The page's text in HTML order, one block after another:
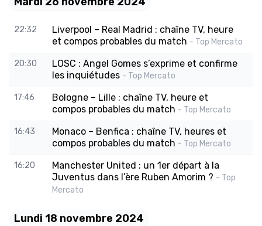
22:32
Liverpool – Real Madrid : chaîne TV, heure
et compos probables du match - Top Mercato
20:30
LOSC : Angel Gomes s’exprime et confirme
les inquiétudes - Top Mercato
17:46
Bologne – Lille : chaîne TV, heure et
compos probables du match - Top Mercato
16:43
Monaco – Benfica : chaîne TV, heures et
compos probables du match - Top Mercato
16:20
Manchester United : un 1er départ à la
Juventus dans l’ère Ruben Amorim ? - Top
Mercato
Lundi 18 novembre 2024